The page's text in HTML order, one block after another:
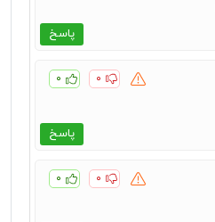
پاسخ
۰ ۰
پاسخ
۰ ۰